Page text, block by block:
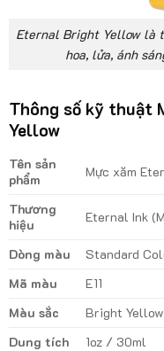
Eternal Bright Yellow là
hoa, lửa, ánh
Thông số kỹ thuật
Yellow
Tên sản
phẩm
Mực xăm
Thương
hiệu
Eternal Ink
Dòng màu
Standard
Mã màu
E11
Màu sắc
Bright
Dung tích
1oz / 30ml